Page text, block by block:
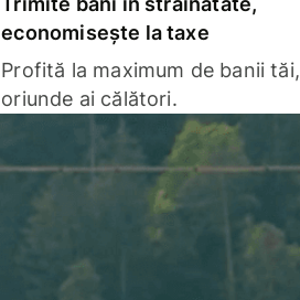
economisește la taxe
Profită la maximum de banii tăi,
oriunde ai călători.